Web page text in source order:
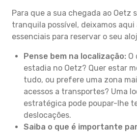
Para que a sua chegada ao Oetz
tranquila possível, deixamos
essenciais para reservar o seu
Pense bem na localização: O
estadia no Oetz? Quer estar
tudo, ou prefere uma zona
acessos a transportes? Uma
estratégica pode poupar-lhe
deslocações.
Saiba o que é importante